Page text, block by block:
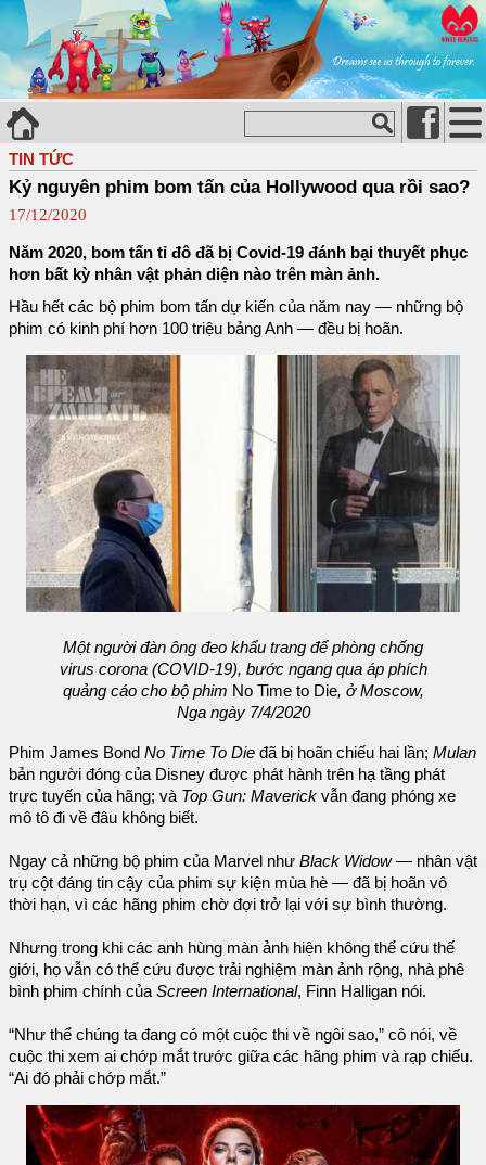
TIN TỨC
Kỷ nguyên phim bom tấn của Hollywood qua rồi sao?
17/12/2020
Năm 2020, bom tấn tỉ đô đã bị Covid-19 đánh bại thuyết phục
hơn bất kỳ nhân vật phản diện nào trên màn ảnh.
Hầu hết các bộ phim bom tấn dự kiến của năm nay — những bộ
phim có kinh phí hơn 100 triệu bảng Anh — đều bị hoãn.
Một người đàn ông đeo khẩu trang để phòng chống
virus corona (COVID-19), bước ngang qua áp phích
quảng cáo cho bộ phim No Time to Die, ở Moscow,
Nga ngày 7/4/2020
Phim James Bond No Time To Die đã bị hoãn chiếu hai lần; Mulan
bản người đóng của Disney được phát hành trên hạ tầng phát
trực tuyến của hãng; và Top Gun: Maverick vẫn đang phóng xe
mô tô đi về đâu không biết.
Ngay cả những bộ phim của Marvel như Black Widow— nhân vật
trụ cột đáng tin cậy của phim sự kiện mùa hè — đã bị hoãn vô
thời hạn, vì các hãng phim chờ đợi trở lại với sự bình thường.
Nhưng trong khi các anh hùng màn ảnh hiện không thể cứu thế
giới, họ vẫn có thể cứu được trải nghiệm màn ảnh rộng, nhà phê
bình phim chính củaScreen International, Finn Halligan nói.
“Như thể chúng ta đang có một cuộc thi về ngôi sao,” cô nói, về
cuộc thi xem ai chớp mắt trước giữa các hãng phim và rạp chiếu.
“Ai đó phải chớp mắt.”